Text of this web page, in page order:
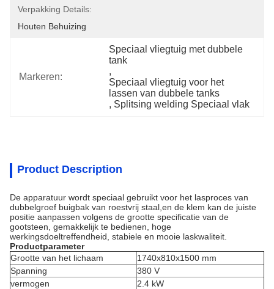
Verpakking Details:
Houten Behuizing
Markeren:
Speciaal vliegtuig met dubbele
tank
,
Speciaal vliegtuig voor het
lassen van dubbele tanks
, Splitsing welding Speciaal vlak
Product Description
De apparatuur wordt speciaal gebruikt voor het lasproces van
dubbelgroef buigbak van roestvrij staal,en de klem kan de juiste
positie aanpassen volgens de grootte specificatie van de
gootsteen, gemakkelijk te bedienen, hoge
werkingsdoeltreffendheid, stabiele en mooie laskwaliteit.
Productparameter
Grootte van het lichaam
1740x810x1500 mm
Spanning
380 V
vermogen
2.4 kW